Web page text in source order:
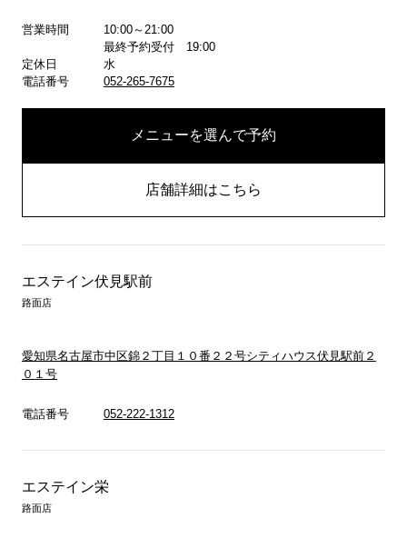
営業時間
10:00～21:00
最終予約受付 19:00
定休日
水
電話番号
052-265-7675
メニューを選んで予約
店舗詳細はこちら
エステイン伏見駅前
路面店
愛知県名古屋市中区錦２丁目１０番２２号シティハウス伏見駅前２
０１号
電話番号 052-222-1312
エステイン栄
路面店